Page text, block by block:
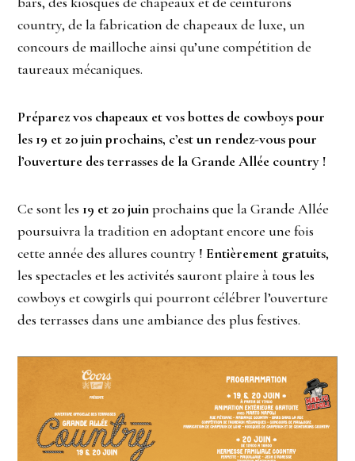
country, de la fabrication de chapeaux de luxe, un
concours de mailloche ainsi qu’une compétition de
taureaux mécaniques.
Préparez vos chapeaux et vos bottes de cowboys pour
les 19 et 20 juin prochains, c’est un rendez-vous pour
l’ouverture des terrasses de la Grande Allée country !
Ce sont les 19 et 20 juinprochains que la Grande Allée
poursuivra la tradition en adoptant encore une fois
cette année des allures country ! Entièrement gratuits,
les spectacles et les activités sauront plaire à tous les
cowboys et cowgirls qui pourront célébrer l’ouverture
des terrasses dans une ambiance des plus festives.